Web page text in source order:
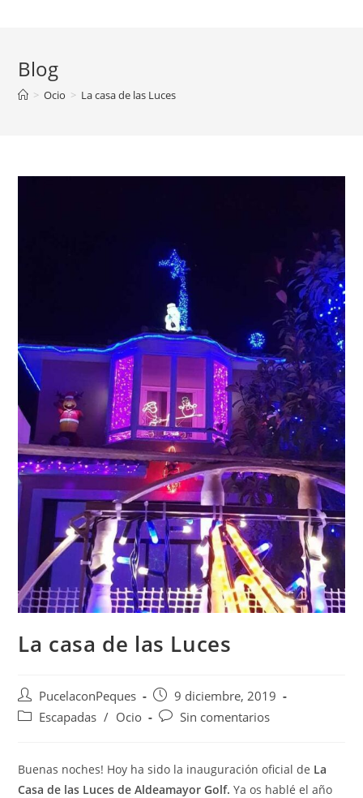
Blog
> Ocio > La casa de las Luces
La casa de las Luces
PucelaconPeques
9 diciembre, 2019
Escapadas / Ocio Sin comentarios
Buenas noches! Hoy ha sido la inauguración oficial de La
Casa de las Luces de Aldeamayor Golf.Ya os hablé el año